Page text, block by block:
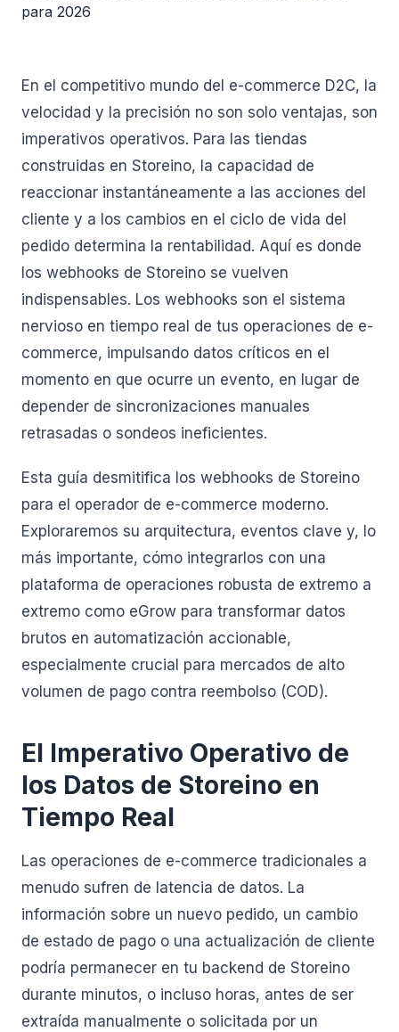
En el competitivo mundo del e-commerce D2C, la
velocidad y la precisión no son solo ventajas, son
imperativos operativos. Para las tiendas
construidas en Storeino, la capacidad de
reaccionar instantáneamente a las acciones del
cliente y a los cambios en el ciclo de vida del
pedido determina la rentabilidad. Aquí es donde
los webhooks de Storeino se vuelven
indispensables. Los webhooks son el sistema
nervioso en tiempo real de tus operaciones de e-
commerce, impulsando datos críticos en el
momento en que ocurre un evento, en lugar de
depender de sincronizaciones manuales
retrasadas o sondeos ineficientes.
Esta guía desmitifica los webhooks de Storeino
para el operador de e-commerce moderno.
Exploraremos su arquitectura, eventos clave y, lo
más importante, cómo integrarlos con una
plataforma de operaciones robusta de extremo a
extremo como eGrow para transformar datos
brutos en automatización accionable,
especialmente crucial para mercados de alto
volumen de pago contra reembolso (COD).
El Imperativo Operativo de
los Datos de Storeino en
Tiempo Real
Las operaciones de e-commerce tradicionales a
menudo sufren de latencia de datos. La
información sobre un nuevo pedido, un cambio
de estado de pago o una actualización de cliente
podría permanecer en tu backend de Storeino
durante minutos, o incluso horas, antes de ser
extraída manualmente o solicitada por un